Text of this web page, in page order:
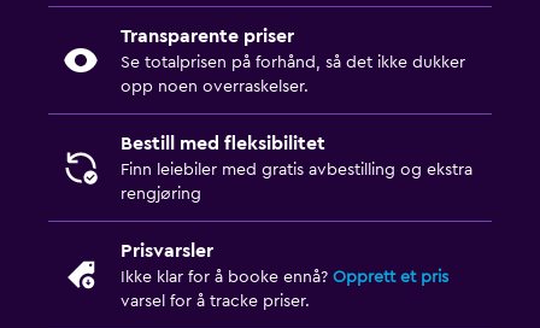
Transparente priser
Se totalprisen på forhånd, så det ikke dukker
opp noen overraskelser.
Bestill med fleksibilitet
Finn leiebiler med gratis avbestilling og ekstra
rengjøring
Prisvarsler
Ikke klar for å booke ennå? Opprett et pris
varsel for å tracke priser.